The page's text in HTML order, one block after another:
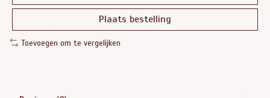
Plaats bestelling
Toevoegen om te vergelijken